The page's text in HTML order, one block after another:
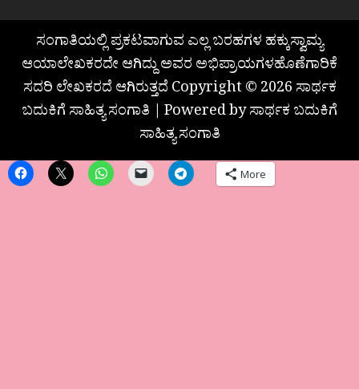
ಸಂಗಾತಿಯಲ್ಲಿ ಪ್ರಕಟವಾಗುವ ಎಲ್ಲ ಬರಹಗಳ ಹಕ್ಕುಸ್ವಾಮ್ಯ
ಆಯಾಲೇಖಕರದೇ ಆಗಿದ್ದು ಅವರ ಅಭಿಪ್ರಾಯಗಳಹೊಣೆಗಾರಿಕೆ
ಸದರಿ ಲೇಖಕರದೆ ಆಗಿರುತ್ತದೆ Copyright © 2026 ಸಾರ್ಥಕ
ಬದುಕಿಗೆ ಸಾಹಿತ್ಯ ಸಂಗಾತಿ | Powered by ಸಾರ್ಥಕ ಬದುಕಿಗೆ
ಸಾಹಿತ್ಯ ಸಂಗಾತಿ
More